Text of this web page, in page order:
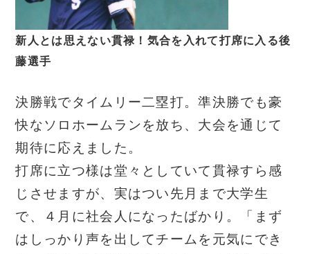
新人とは思えない貫禄！気合を入れて打席に入る後
藤選手
決勝戦でタイムリー二塁打。準決勝でも豪
快なソロホームランを放ち、大会を通じて
期待に応えました。
打席に立つ様は堂々としていて貫禄すら感
じさせますが、実はつい先月まで大学生
で、４月に社会人になったばかり。「まず
はしっかり声を出してチームを元気にでき